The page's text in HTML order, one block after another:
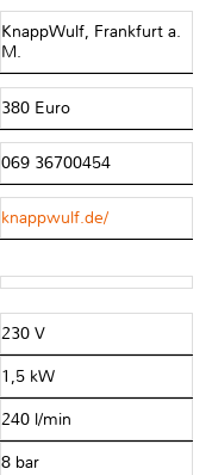
KnappWulf, Frankfurt a.
M.
380 Euro
069 36700454
knappwulf.de/
230 V
1,5 kW
240 l/min
8 bar